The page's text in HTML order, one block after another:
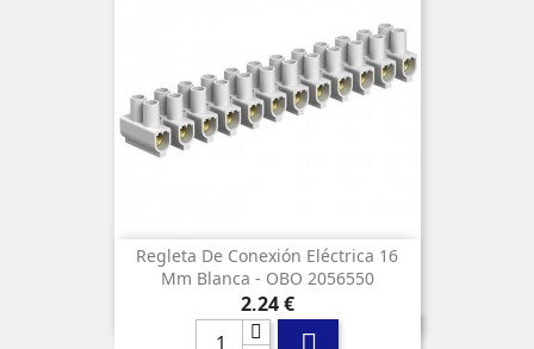
Regleta De Conexión Eléctrica 16
Mm Blanca - OBO 2056550
Precio
2,24 €